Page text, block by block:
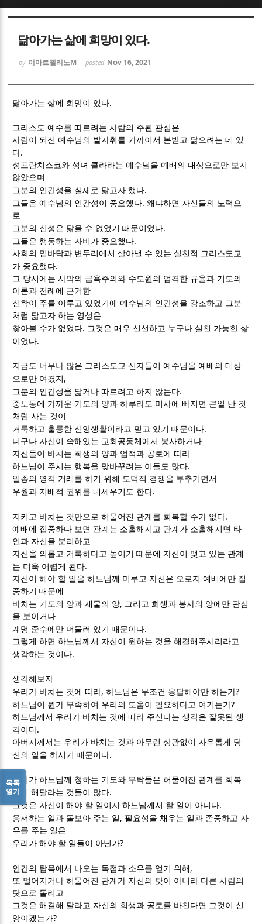
닮아가는 삶에 희망이 있다.
by 이마르첼리노M posted Nov 16, 2021
닮아가는 삶에 희망이 있다.
그리스도 예수를 따르려는 사람의 주된 관심은
사람이 되신 예수님의 발자취를 가까이서 본받고 닮으려는 데 있
다.
성프란치스코와 성녀 클라라는 예수님을 예배의 대상으로만 보지
않았으며
그분의 인간성을 실제로 닮고자 했다.
그들은 예수님의 인간성이 중요했다.왜냐하면 자신들의 노력으
로
그분의 신성은 닮을 수 없었기 때문이었다.
그들은 행동하는 자비가 중요했다.
사회의 밑바닥과 변두리에서 살아낼 수 있는 실천적 그리스도교
가 중요했다.
그 당시에는 사막의 금욕주의와 수도원의 엄격한 규율과 기도의
이론과 전례에 근거한
신학이 주를 이루고 있었기에 예수님의 인간성을 강조하고 그분
처럼 닮고자 하는 영성은
찾아볼 수가 없었다. 그것은 매우 신선하고 누구나 실천 가능한 삶
이었다.
지금도 너무나 많은 그리스도교 신자들이 예수님을 예배의 대상
으로만 여겼지 ,
그분의 인간성을 닮거나 따르려고 하지 않는다.
중노동에 가까운 기도의 양과 하루라도 미사에 빠지면 큰일 난 것
처럼 사는 것이
거룩하고 훌륭한 신앙생활이라고 믿고 있기 때문이다.
더구나 자신이 속해있는 교회공동체에서 봉사하거나
자신들이 바치는 희생의 양과 업적과 공로에 따라
하느님이 주시는 행복을 맞바꾸려는 이들도 많다.
일종의 영적 거래를 하기 위해 도덕적 경쟁을 부추기면서
우월과 지배적 권위를 내세우기도 한다.
지키고 바치는 것만으로 허물어진 관계를 회복할 수가 없다.
예배에 집중하다 보면 관계는 소홀해지고 관계가 소홀해지면 타
인과 자신을 분리하고
자신을 의롭고 거룩하다고 높이기 때문에 자신이 맺고 있는 관계
는 더욱 어렵게 된다.
자신이 해야 할 일을 하느님께 미루고 자신은 오로지 예배에만 집
중하기 때문에
바치는 기도의 양과 재물의 양, 그리고 희생과 봉사의 양에만 관심
을 보이거나
계명 준수에만 머물러 있기 때문이다.
그렇게 하면 하느님께서 자신이 원하는 것을 해결해주시리라고
생각하는 것이다.
생각해보자
우리가 바치는 것에 따라,하느님은 무조건 응답해야만 하는가?
하느님이 뭔가 부족하여 우리의 도움이 필요하다고 여기는가?
하느님께서 우리가 바치는 것에 따라 주신다는 생각은 잘못된 생
각이다.
아버지께서는 우리가 바치는 것과 아무런 상관없이 자유롭게 당
신의 일을 하시기 때문이다.
우리가 하느님께 청하는 기도와 부탁들은 허물어진 관계를 회복
하게 해달라는 것들이 많다.
그것은 자신이 해야 할 일이지 하느님께서 할 일이 아니다.
용서하는 일과 돌보아 주는 일 , 필요성을 채우는 일과 존중하고 자
유를 주는 일은
우리가 해야 할 일들이 아닌가?
인간의 탐욕에서 나오는 독점과 소유를 얻기 위해 ,
또 멀어지거나 허물어진 관계가 자신의 탓이 아니라 다른 사람의
탓으로 돌리고
그것은 해결해 달라고 자신의 희생과 공로를 바친다면 그것이 신
앙이겠는가?
목록
열기
Sketchbook5, 스케치북5
Sketchbook5, 스케치북5
Sketchbook5, 스케치북5
Sketchbook5, 스케치북5